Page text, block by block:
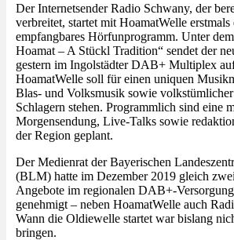
Der Internetsender Radio Schwany, der
verbreitet, startet mit HoamatWelle erstmals
empfangbares Hörfunprogramm. Unter
Hoamat – A Stückl Tradition“ sendet der
gestern im Ingolstädter DAB+ Multiplex
HoamatWelle soll für einen uniquen
Blas- und Volksmusik sowie
Schlagern stehen. Programmlich sind eine
Morgensendung, Live-Talks sowie
der Region geplant.
Der Medienrat der Bayerischen
(BLM) hatte im Dezember 2019 gleich
Angebote im regionalen DAB+-
genehmigt – neben HoamatWelle auch
Wann die Oldiewelle startet war bislang
bringen.